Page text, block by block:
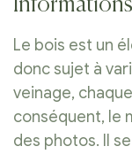
Informations
Le bois est un
donc sujet à
veinage,
conséquent, le
des photos. Il